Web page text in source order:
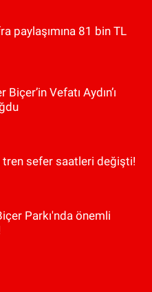
paylaşımına 81 bin TL
Biçer’in Vefatı Aydın’ı
tren sefer saatleri değişti!
Parkı'nda önemli